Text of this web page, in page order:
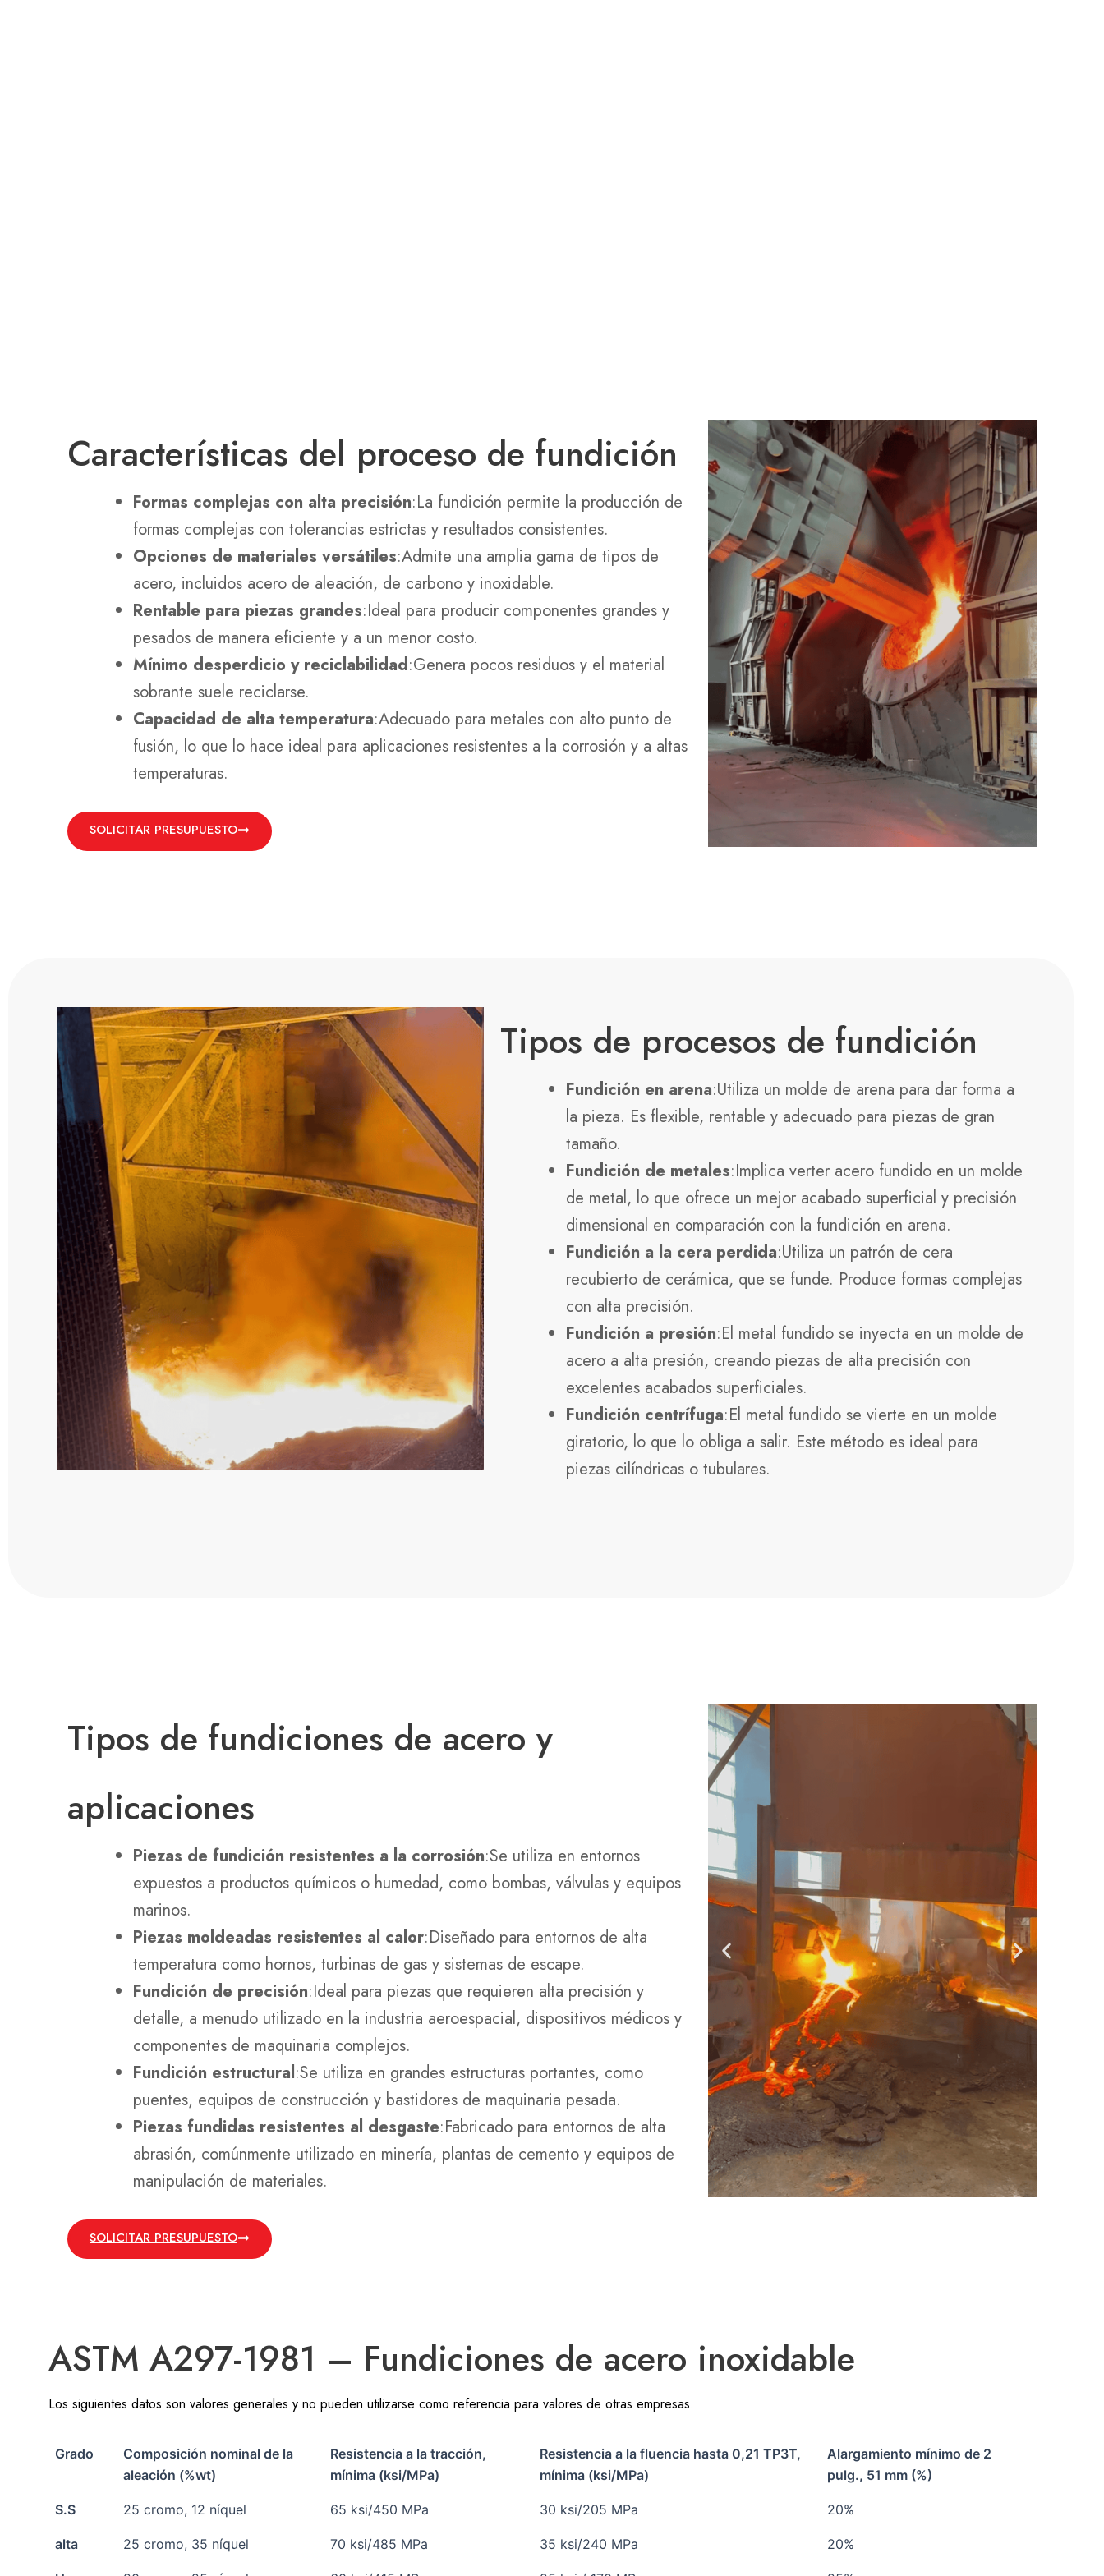
Características del proceso de fundición
Formas complejas con alta precisión:La fundición permite la producción de
formas complejas con tolerancias estrictas y resultados consistentes.
Opciones de materiales versátiles:Admite una amplia gama de tipos de
acero, incluidos acero de aleación, de carbono y inoxidable.
Rentable para piezas grandes:Ideal para producir componentes grandes y
pesados de manera eficiente y a un menor costo.
Mínimo desperdicio y reciclabilidad:Genera pocos residuos y el material
sobrante suele reciclarse.
Capacidad de alta temperatura:Adecuado para metales con alto punto de
fusión, lo que lo hace ideal para aplicaciones resistentes a la corrosión y a altas
temperaturas.
SOLICITAR PRESUPUESTO
Tipos de procesos de fundición
Fundición en arena:Utiliza un molde de arena para dar forma a
la pieza. Es flexible, rentable y adecuado para piezas de gran
tamaño.
Fundición de metales:Implica verter acero fundido en un molde
de metal, lo que ofrece un mejor acabado superficial y precisión
dimensional en comparación con la fundición en arena.
Fundición a la cera perdida:Utiliza un patrón de cera
recubierto de cerámica, que se funde. Produce formas complejas
con alta precisión.
Fundición a presión:El metal fundido se inyecta en un molde de
acero a alta presión, creando piezas de alta precisión con
excelentes acabados superficiales.
Fundición centrífuga:El metal fundido se vierte en un molde
giratorio, lo que lo obliga a salir. Este método es ideal para
piezas cilíndricas o tubulares.
Tipos de fundiciones de acero y
aplicaciones
Piezas de fundición resistentes a la corrosión:Se utiliza en entornos
expuestos a productos químicos o humedad, como bombas, válvulas y equipos
marinos.
Piezas moldeadas resistentes al calor:Diseñado para entornos de alta
temperatura como hornos, turbinas de gas y sistemas de escape.
Fundición de precisión:Ideal para piezas que requieren alta precisión y
detalle, a menudo utilizado en la industria aeroespacial, dispositivos médicos y
componentes de maquinaria complejos.
Fundición estructural:Se utiliza en grandes estructuras portantes, como
puentes, equipos de construcción y bastidores de maquinaria pesada.
Piezas fundidas resistentes al desgaste:Fabricado para entornos de alta
abrasión, comúnmente utilizado en minería, plantas de cemento y equipos de
manipulación de materiales.
SOLICITAR PRESUPUESTO
ASTM A297-1981 – Fundiciones de acero inoxidable
Los siguientes datos son valores generales y no pueden utilizarse como referencia para valores de otras empresas.
Grado
Composición nominal de la
aleación (%wt)
Resistencia a la tracción,
mínima (ksi/MPa)
Resistencia a la fluencia hasta 0,21 TP3T,
mínima (ksi/MPa)
Alargamiento mínimo de 2
pulg., 51 mm (%)
S.S 25 cromo, 12 níquel 65 ksi/450 MPa 30 ksi/205 MPa 20%
alta 25 cromo, 35 níquel 70 ksi/485 MPa 35 ksi/240 MPa 20%